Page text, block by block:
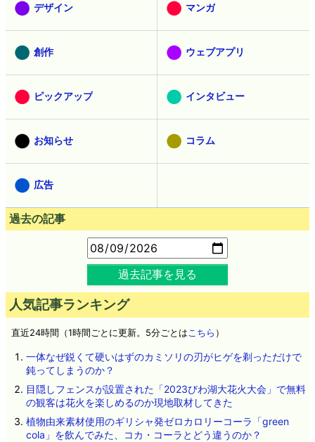
デザイン マンガ
創作 ウェブアプリ
ピックアップ インタビュー
お知らせ コラム
広告
過去の記事
過去記事を見る
人気記事ランキング
直近24時間（1時間ごとに更新。5分ごとはこちら ）
一体なぜ鋭くて硬いはずのカミソリの刃がヒゲを剃っただけで
鈍ってしまうのか？
目隠しフェンスが設置された「2023びわ湖大花火大会」で無料
の観客は花火を楽しめるのか現地取材してきた
植物由来素材使用のギリシャ発ゼロカロリーコーラ「green
cola」を飲んでみた、コカ・コーラとどう違うのか？